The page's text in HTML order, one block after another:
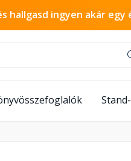
hallgasd ingyen akár egy